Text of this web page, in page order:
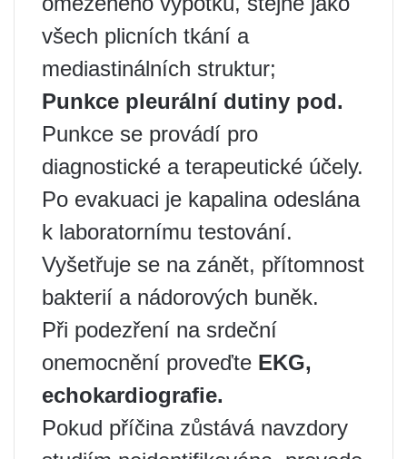
všech plicních tkání a
mediastinálních struktur;
Punkce pleurální dutiny pod.
Punkce se provádí pro
diagnostické a terapeutické účely.
Po evakuaci je kapalina odeslána
k laboratornímu testování.
Vyšetřuje se na zánět, přítomnost
bakterií a nádorových buněk.
Při podezření na srdeční
onemocnění proveďte EKG,
echokardiografie.
Pokud příčina zůstává navzdory